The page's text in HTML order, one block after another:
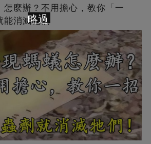
怎麼辦？不用擔心，教你「一
能消滅牠們
略過